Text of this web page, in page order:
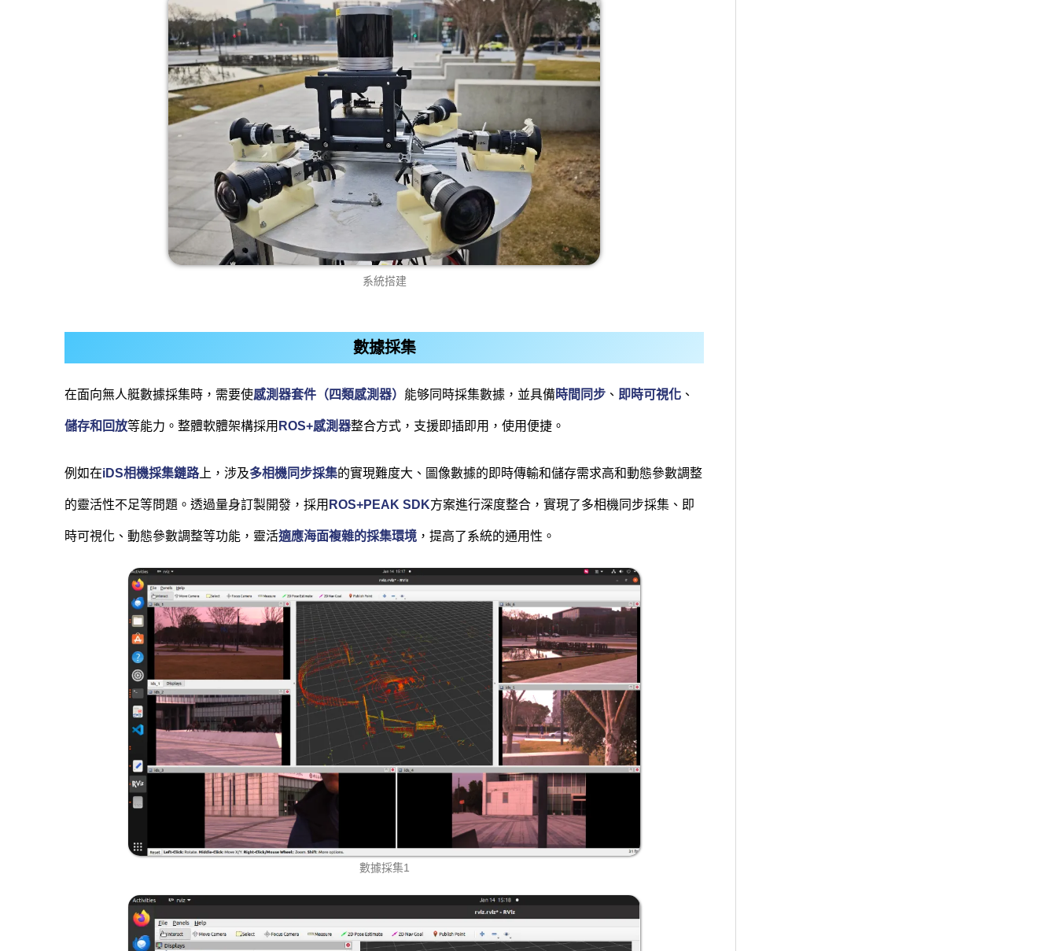
系統搭建
數據採集
在面向無人艇數據採集時，需要使感測器套件（四類感測器） 能够同時採集數據，並具備時間同步 、 即時可視化 、
儲存和回放等能力。整體軟體架構採用 ROS+感測器整合方式，支援即插即用，使用便捷。
例如在iDS相機採集鏈路上，涉及多相機同步採集的實現難度大、圖像數據的即時傳輸和儲存需求高和動態參數調整
的靈活性不足等問題。透過量身訂製開發，採用 ROS+PEAK SDK方案進行深度整合，實現了多相機同步採集、即
時可視化、動態參數調整等功能，靈活適應海面複雜的採集環境 ，提高了系統的通用性。
數據採集1